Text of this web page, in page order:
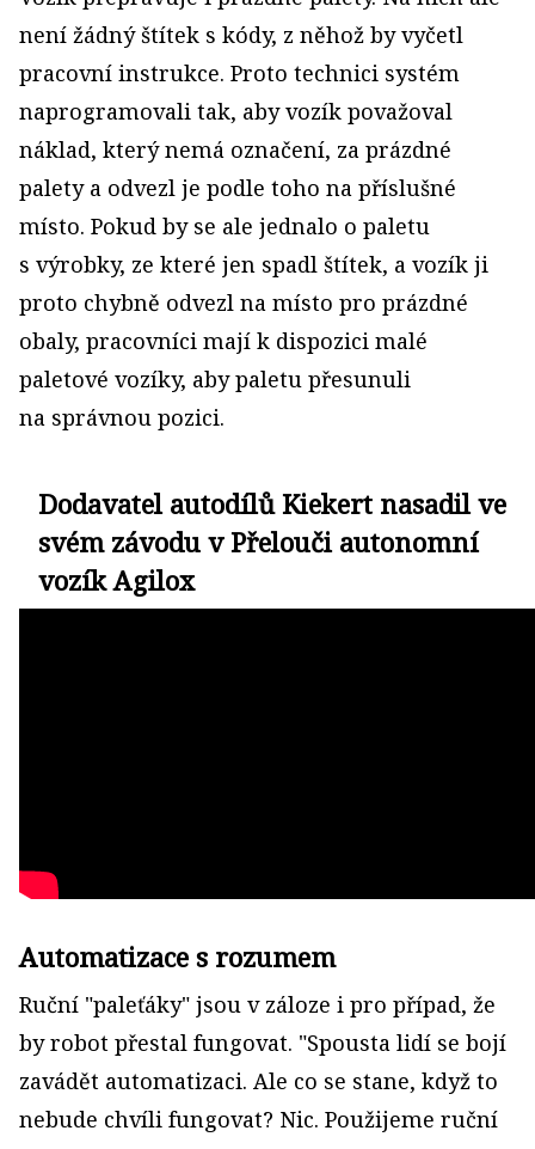
není žádný štítek s kódy, z něhož by vyčetl
pracovní instrukce. Proto technici systém
naprogramovali tak, aby vozík považoval
náklad, který nemá označení, za prázdné
palety a odvezl je podle toho na příslušné
místo. Pokud by se ale jednalo o paletu
s výrobky, ze které jen spadl štítek, a vozík ji
proto chybně odvezl na místo pro prázdné
obaly, pracovníci mají k dispozici malé
paletové vozíky, aby paletu přesunuli
na správnou pozici.
Dodavatel autodílů Kiekert nasadil ve
svém závodu v Přelouči autonomní
vozík Agilox
Automatizace s rozumem
Ruční "paleťáky" jsou v záloze i pro případ, že
by robot přestal fungovat. "Spousta lidí se bojí
zavádět automatizaci. Ale co se stane, když to
nebude chvíli fungovat? Nic. Použijeme ruční